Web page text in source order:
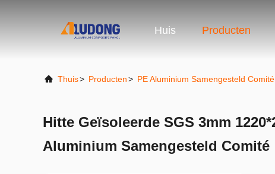
Huis Producten
Thuis> Producten> PE Aluminium Samengesteld Comité
Hitte Geïsoleerde SGS 3mm
Aluminium Samengesteld Comité